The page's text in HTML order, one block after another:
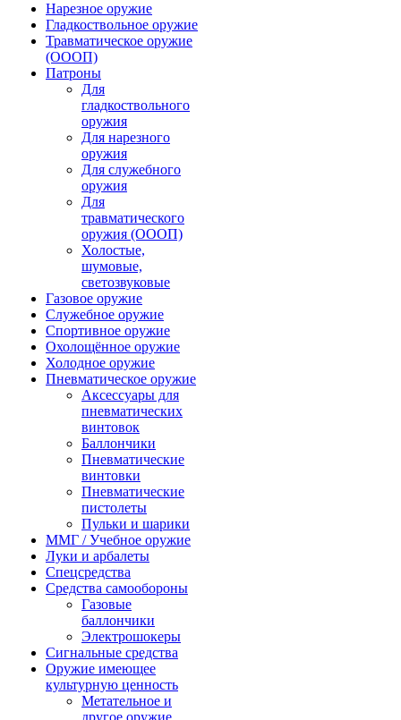
Нарезное оружие
Гладкоствольное оружие
Травматическое оружие
(ОООП)
Патроны
Для
гладкоствольного
оружия
Для нарезного
оружия
Для служебного
оружия
Для
травматического
оружия (ОООП)
Холостые,
шумовые,
светозвуковые
Газовое оружие
Служебное оружие
Спортивное оружие
Охолощённое оружие
Холодное оружие
Пневматическое оружие
Аксессуары для
пневматических
винтовок
Баллончики
Пневматические
винтовки
Пневматические
пистолеты
Пульки и шарики
ММГ / Учебное оружие
Луки и арбалеты
Спецсредства
Средства самообороны
Газовые
баллончики
Электрошокеры
Сигнальные средства
Оружие имеющее
культурную ценность
Метательное и
другое оружие